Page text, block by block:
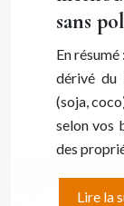
sans
En
dérivé du
(soja,
selon vos
des
Lire la